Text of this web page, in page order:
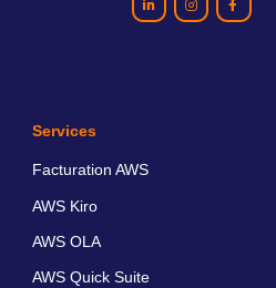
Services
Facturation AWS
AWS Kiro
AWS OLA
AWS Quick Suite